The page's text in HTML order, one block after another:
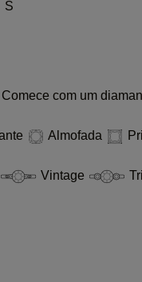
S
Comece com um
Almofada
Vintage